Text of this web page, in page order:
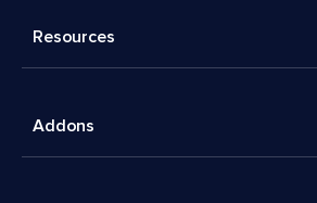
Resources
Addons